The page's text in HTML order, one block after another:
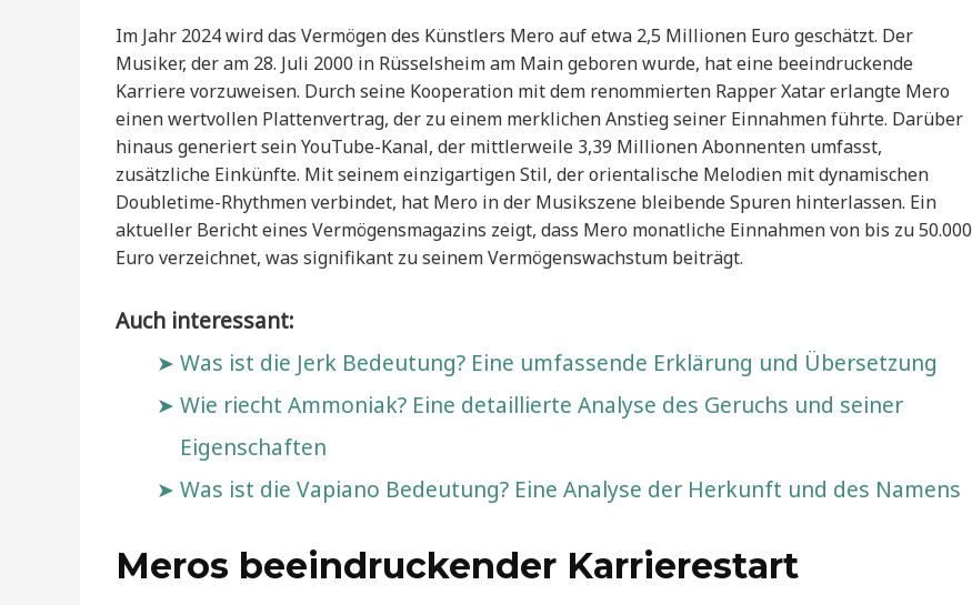
Im Jahr 2024 wird das Vermögen des Künstlers Mero auf etwa 2,5 Millionen Euro geschätzt. Der
Musiker, der am 28. Juli 2000 in Rüsselsheim am Main geboren wurde, hat eine beeindruckende
Karriere vorzuweisen. Durch seine Kooperation mit dem renommierten Rapper Xatar erlangte Mero
einen wertvollen Plattenvertrag, der zu einem merklichen Anstieg seiner Einnahmen führte. Darüber
hinaus generiert sein YouTube-Kanal, der mittlerweile 3,39 Millionen Abonnenten umfasst,
zusätzliche Einkünfte. Mit seinem einzigartigen Stil, der orientalische Melodien mit dynamischen
Doubletime-Rhythmen verbindet, hat Mero in der Musikszene bleibende Spuren hinterlassen. Ein
aktueller Bericht eines Vermögensmagazins zeigt, dass Mero monatliche Einnahmen von bis zu 50.000
Euro verzeichnet, was signifikant zu seinem Vermögenswachstum beiträgt.
Auch interessant:
Was ist die Jerk Bedeutung? Eine umfassende Erklärung und Übersetzung
Wie riecht Ammoniak? Eine detaillierte Analyse des Geruchs und seiner
Eigenschaften
Was ist die Vapiano Bedeutung? Eine Analyse der Herkunft und des Namens
Meros beeindruckender Karrierestart